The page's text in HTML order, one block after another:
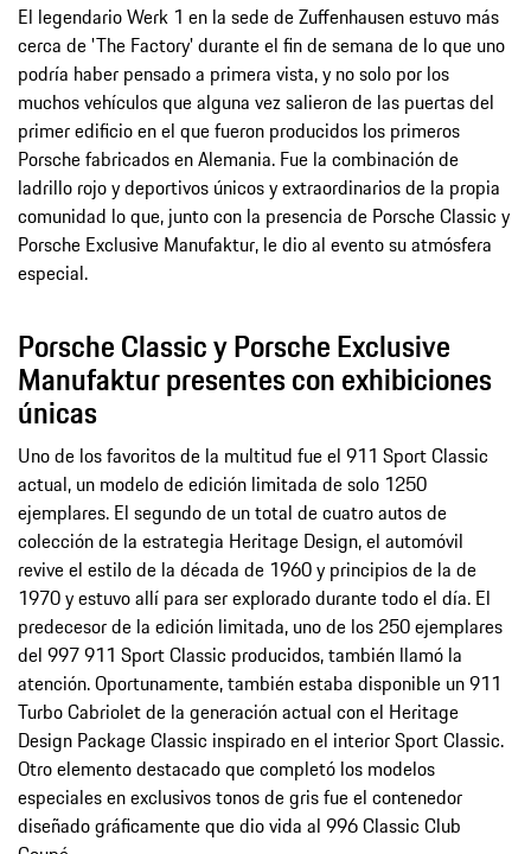
El legendario Werk 1 en la sede de Zuffenhausen estuvo más
cerca de 'The Factory' durante el fin de semana de lo que uno
podría haber pensado a primera vista, y no solo por los
muchos vehículos que alguna vez salieron de las puertas del
primer edificio en el que fueron producidos los primeros
Porsche fabricados en Alemania. Fue la combinación de
ladrillo rojo y deportivos únicos y extraordinarios de la propia
comunidad lo que, junto con la presencia de Porsche Classic y
Porsche Exclusive Manufaktur, le dio al evento su atmósfera
especial.
Porsche Classic y Porsche Exclusive
Manufaktur presentes con exhibiciones
únicas
Uno de los favoritos de la multitud fue el 911 Sport Classic
actual, un modelo de edición limitada de solo 1250
ejemplares. El segundo de un total de cuatro autos de
colección de la estrategia Heritage Design, el automóvil
revive el estilo de la década de 1960 y principios de la de
1970 y estuvo allí para ser explorado durante todo el día. El
predecesor de la edición limitada, uno de los 250 ejemplares
del 997 911 Sport Classic producidos, también llamó la
atención. Oportunamente, también estaba disponible un 911
Turbo Cabriolet de la generación actual con el Heritage
Design Package Classic inspirado en el interior Sport Classic.
Otro elemento destacado que completó los modelos
especiales en exclusivos tonos de gris fue el contenedor
diseñado gráficamente que dio vida al 996 Classic Club